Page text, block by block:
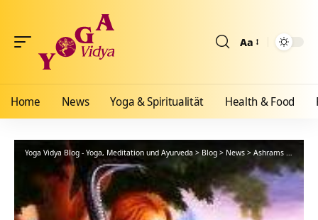
Aa
Home News Yoga & Spiritualität Health & Food
Yoga Vidya Blog - Yoga, Meditation und Ayurveda > Blog > News > Ashrams